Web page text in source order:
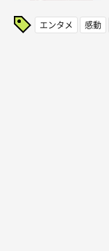
エンタメ 感動